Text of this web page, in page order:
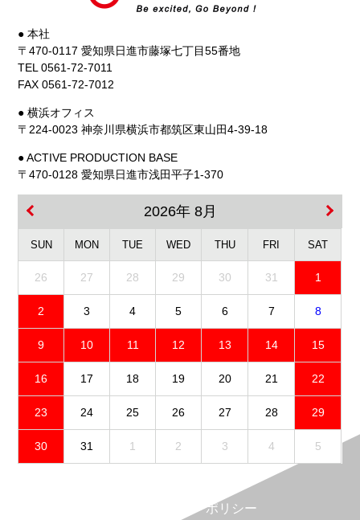
● 本社
〒470-0117 愛知県日進市藤塚七丁目55番地
TEL 0561-72-7011
FAX 0561-72-7012
● 横浜オフィス
〒224-0023 神奈川県横浜市都筑区東山田4-39-18
● ACTIVE PRODUCTION BASE
〒470-0128 愛知県日進市浅田平子1-370
2026年 8月
SUN MON TUE WED THU FRI SAT
26 27 28 29 30 31 1
2 3 4 5 6 7 8
9 10 11 12 13 14 15
16 17 18 19 20 21 22
23 24 25 26 27 28 29
30 31 1 2 3 4 5
プライバシーポリシー